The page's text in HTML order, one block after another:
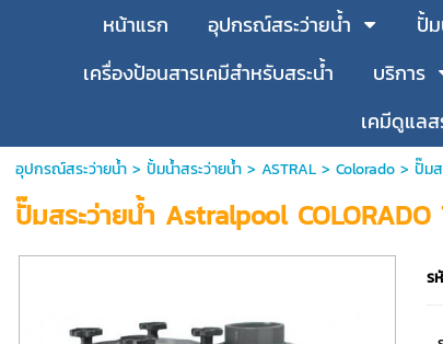
หน้าแรก อุปกรณ์สระว่ายน้ำ ปั้
เครื่องป้อนสารเคมีสำหรับสระน้ำ
บริการ
เคมีดูแลส
อุปกรณ์สระว่ายน้ำ> ปั้มน้ำสระว่ายน้ำ> ASTRAL> Colorado> ปั๊มส
ปั๊มสระว่ายน้ำ Astralpool
ร